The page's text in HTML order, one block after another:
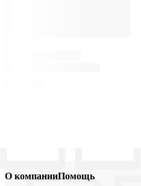
О компанииПомощь